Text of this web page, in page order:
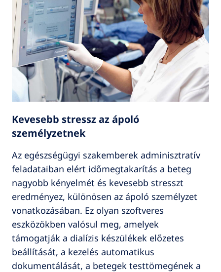
Kevesebb stressz az ápoló
személyzetnek
Az egészségügyi szakemberek adminisztratív
feladataiban elért időmegtakarítás a beteg
nagyobb kényelmét és kevesebb stresszt
eredményez, különösen az ápoló személyzet
vonatkozásában. Ez olyan szoftveres
eszközökben valósul meg, amelyek
támogatják a dialízis készülékek előzetes
beállítását, a kezelés automatikus
dokumentálását, a betegek testtömegének a